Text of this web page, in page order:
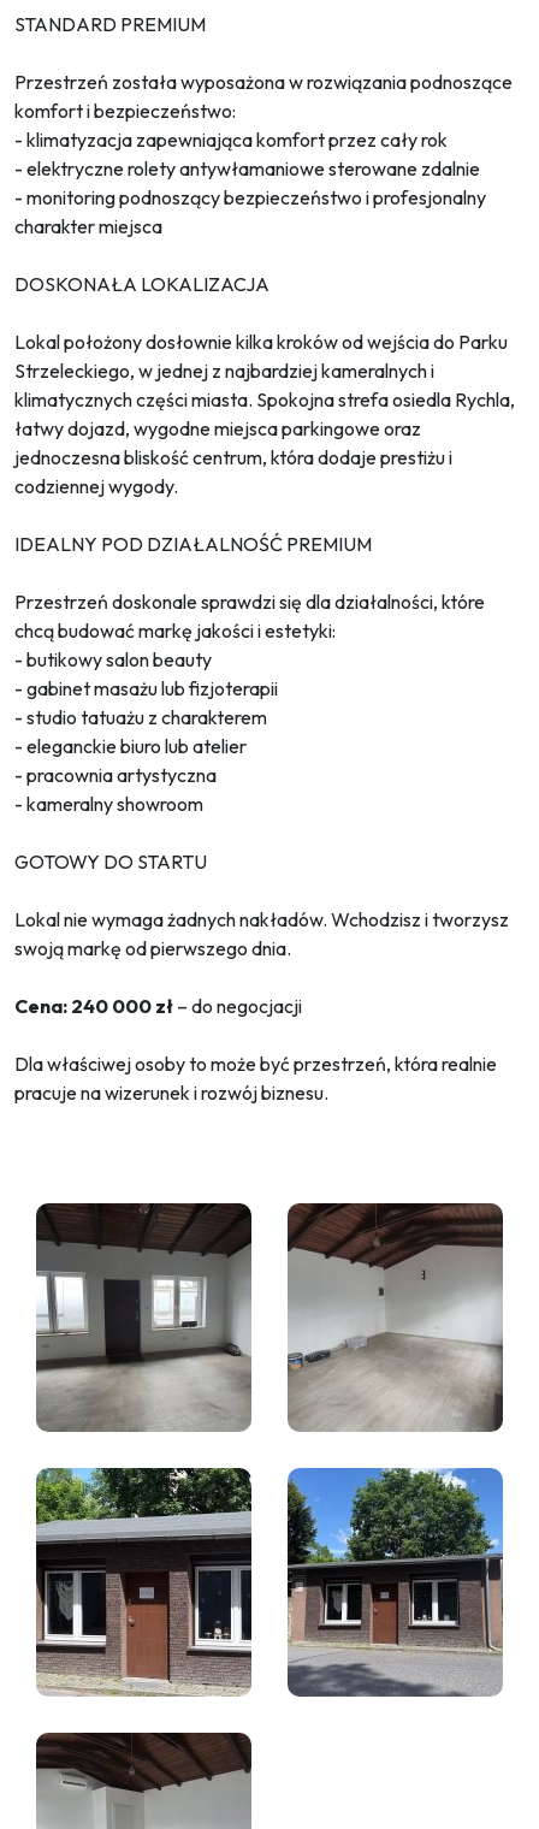
STANDARD PREMIUM
Przestrzeń została wyposażona w rozwiązania podnoszące
komfort i bezpieczeństwo:
- klimatyzacja zapewniająca komfort przez cały rok
- elektryczne rolety antywłamaniowe sterowane zdalnie
- monitoring podnoszący bezpieczeństwo i profesjonalny
charakter miejsca
DOSKONAŁA LOKALIZACJA
Lokal położony dosłownie kilka kroków od wejścia do Parku
Strzeleckiego, w jednej z najbardziej kameralnych i
klimatycznych części miasta. Spokojna strefa osiedla Rychla,
łatwy dojazd, wygodne miejsca parkingowe oraz
jednoczesna bliskość centrum, która dodaje prestiżu i
codziennej wygody.
IDEALNY POD DZIAŁALNOŚĆ PREMIUM
Przestrzeń doskonale sprawdzi się dla działalności, które
chcą budować markę jakości i estetyki:
- butikowy salon beauty
- gabinet masażu lub fizjoterapii
- studio tatuażu z charakterem
- eleganckie biuro lub atelier
- pracownia artystyczna
- kameralny showroom
GOTOWY DO STARTU
Lokal nie wymaga żadnych nakładów. Wchodzisz i tworzysz
swoją markę od pierwszego dnia.
Cena: 240 000 zł – do negocjacji
Dla właściwej osoby to może być przestrzeń, która realnie
pracuje na wizerunek i rozwój biznesu.